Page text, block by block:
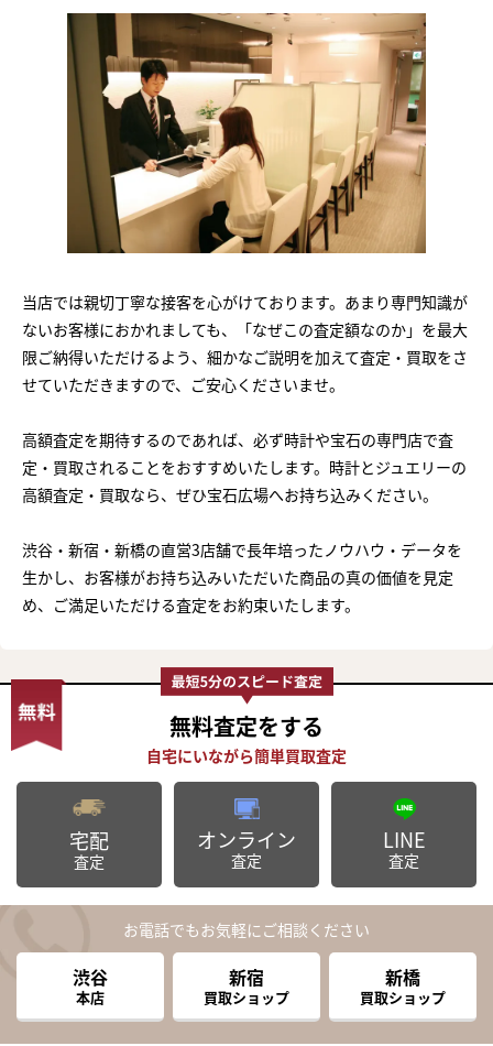
当店では親切丁寧な接客を心がけております。あまり専門知識が
ないお客様におかれましても、「なぜこの査定額なのか」を最大
限ご納得いただけるよう、細かなご説明を加えて査定・買取をさ
せていただきますので、ご安心くださいませ。
高額査定を期待するのであれば、必ず時計や宝石の専門店で査
定・買取されることをおすすめいたします。時計とジュエリーの
高額査定・買取なら、ぜひ宝石広場へお持ち込みください。
渋谷・新宿・新橋の直営3店舗で長年培ったノウハウ・データを
生かし、お客様がお持ち込みいただいた商品の真の価値を見定
め、ご満足いただける査定をお約束いたします。
無料査定をする
宅配
査定
オンライン
査定
LINE
査定
お電話でもお気軽にご相談ください
渋谷
本店
新宿
買取ショップ
新橋
買取ショップ